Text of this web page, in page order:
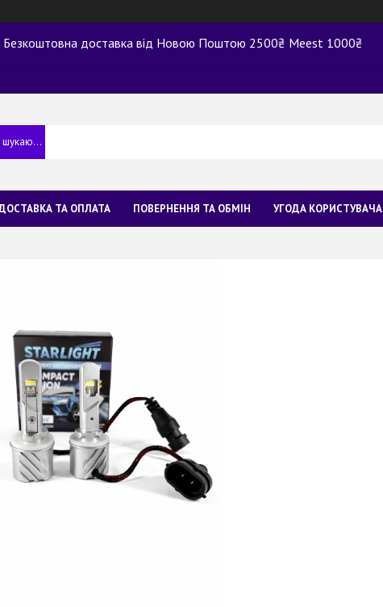
Безкоштовна доставка від Новою Поштою 2500₴ Meest 1000₴
ТА ОПЛАТА ПОВЕРНЕННЯ ТА ОБМІН УГОДА КОРИСТУВАЧА